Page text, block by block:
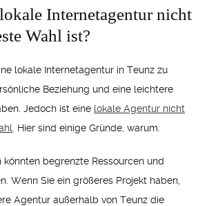
Internetagentur nicht
Wahl ist?
lokale Internetagentur in Teunz zu
Beziehung und eine leichtere
Jedoch ist eine lokale Agentur nicht
. Hier sind einige Gründe, warum:
könnten begrenzte Ressourcen und
Wenn Sie ein größeres Projekt haben,
Agentur außerhalb von Teunz die